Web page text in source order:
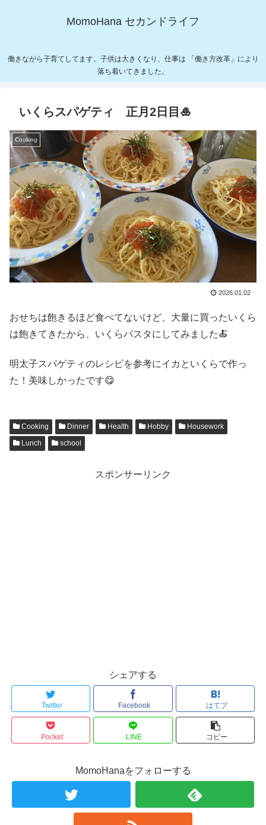
MomoHana セカンドライフ
働きながら子育てしてます。子供は大きくなり、仕事は 「働き方改革」により
落ち着いてきました。
いくらスパゲティ 正月2日目🎍
Cooking
2026.01.02
おせちは飽きるほど食べてないけど、大量に買ったいくら
は飽きてきたから、いくらパスタにしてみました🍝
明太子スパゲティのレシピを参考にイカといくらで作っ
た！美味しかったです😋
Cooking Dinner Health Hobby
Housework
Lunch
school
スポンサーリンク
シェアする
Twitter Facebook はてブ
Pocket LINE コピー
MomoHanaをフォローする